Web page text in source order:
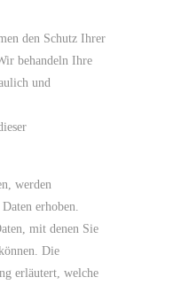
den Schutz Ihrer
behandeln Ihre
und
werden
Daten erhoben.
mit denen Sie
Die
erläutert, welche